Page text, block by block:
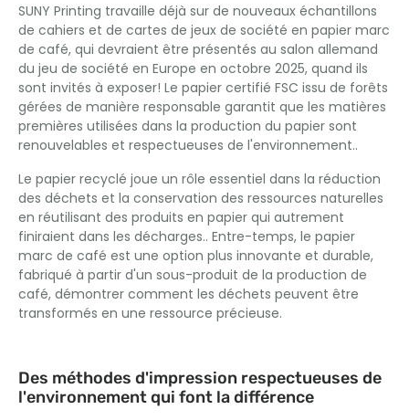
SUNY Printing travaille déjà sur de nouveaux échantillons
de cahiers et de cartes de jeux de société en papier marc
de café, qui devraient être présentés au salon allemand
du jeu de société en Europe en octobre 2025, quand ils
sont invités à exposer! Le papier certifié FSC issu de forêts
gérées de manière responsable garantit que les matières
premières utilisées dans la production du papier sont
renouvelables et respectueuses de l'environnement..
Le papier recyclé joue un rôle essentiel dans la réduction
des déchets et la conservation des ressources naturelles
en réutilisant des produits en papier qui autrement
finiraient dans les décharges.. Entre-temps, le papier
marc de café est une option plus innovante et durable,
fabriqué à partir d'un sous-produit de la production de
café, démontrer comment les déchets peuvent être
transformés en une ressource précieuse.
Des méthodes d'impression respectueuses de
l'environnement qui font la différence